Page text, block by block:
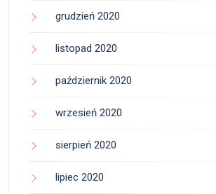
grudzień 2020
listopad 2020
październik 2020
wrzesień 2020
sierpień 2020
lipiec 2020